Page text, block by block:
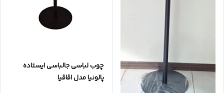
چوب لباسی جالباسی ایستاده
پالونیا مدل اقاقیا